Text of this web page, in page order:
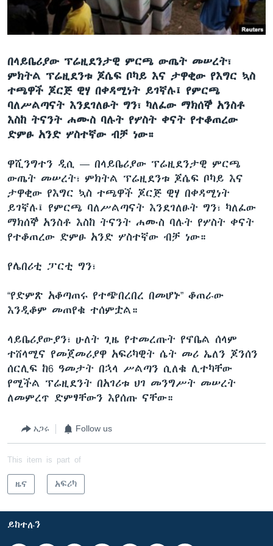
በላይቤሪያው ፕሬዚደንታዊ ምርጫ ውጤት መሠረት፣
ምክትል ፕሬዚደንቱ ጆሴፍ ቦካይ እና ታዋቂው የእግር ኳስ
ተጫዋች ጆርጅ ዊሃ በቀዳሚነት ይገኛሉ፤ የምርጫ
ባለሥልጣናት እንደገለፁት ግን፣ ካለፈው ማክሰኞ አንስቶ
እስከ ትናንት ሐሙስ ባሉት የሦስት ቀናት የተቆጠረው
ድምፁ አንድ ሦስተኛው ብቻ ነው።
ዋሺንግተን ዲሲ — በላይቤሪያው ፕሬዚደንታዊ ምርጫ
ውጤት መሠረት፣ ምክትል ፕሬዚደንቱ ጆሴፍ ቦካይ እና
ታዋቂው የእግር ኳስ ተጫዋች ጆርጅ ዊሃ በቀዳሚነት
ይገኛሉ፤ የምርጫ ባለሥልጣናት እንደገለፁት ግን፣ ካለፈው
ማክሰኞ አንስቶ እስከ ትናንት ሐሙስ ባሉት የሦስት ቀናት
የተቆጠረው ድምፁ አንድ ሦስተኛው ብቻ ነው።
የሌበሪቲ ፓርቲ ግን፣
“የድምጽ አቆጣጠሩ የተጭበረበረ በመሆኑ” ቆጠራው
እንዲቆም መጠየቁ ተሰምቷል።
ላይቤሪያውያን፣ ሁለት ጊዜ የተመረጡት የኖቤል ሰላም
ተሸላሚና የመጀመሪያዋ አፍሪካዊት ሴት መሪ ኤለን ጆንሰን
ሰርሊፍ ከ6 ዓመታት በኋላ ሥልጣን ሲለቁ ሊተካቸው
የሚችል ፕሬዚደንት በአገሪቱ ህገ መንግሥት መሠረት
ለመምረጥ ድምፃቸውን እየሰጡ ናቸው።
አጋሩ Follow us
This item is part of
ዜና አፍሪካ
ይከተሉን